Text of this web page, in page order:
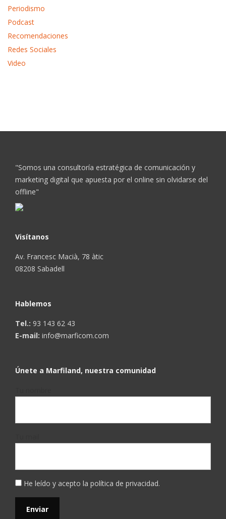
Periodismo
Podcast
Recomendaciones
Redes Sociales
Video
"Somos una consultoría estratégica de comunicación y
marketing digital que apuesta por el online sin olvidarse del
offline"
Visítanos
Av. Francesc Macià, 78 àtic
08208 Sabadell
Hablemos
Tel.: 93 143 62 43
E-mail: info@marficom.com
Únete a Marfiland, nuestra comunidad
He leído y acepto la política de privacidad.